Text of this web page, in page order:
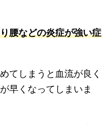
腰などの炎症が強い症
てしまうと血流が良く
早くなってしまいま